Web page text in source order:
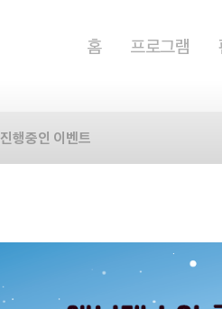
홈 프로그램
진행중인 이벤트